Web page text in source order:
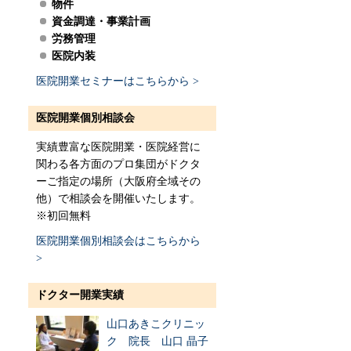
物件
資金調達・事業計画
労務管理
医院内装
医院開業セミナーはこちらから >
医院開業個別相談会
実績豊富な医院開業・医院経営に
関わる各方面のプロ集団がドクタ
ーご指定の場所（大阪府全域その
他）で相談会を開催いたします。
※初回無料
医院開業個別相談会はこちらから
>
ドクター開業実績
山口あきこクリニッ
ク 院長 山口 晶子